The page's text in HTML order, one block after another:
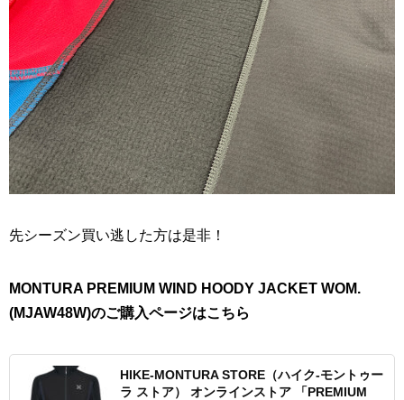
先シーズン買い逃した方は是非！
MONTURA PREMIUM WIND HOODY JACKET WOM.
(MJAW48W)のご購入ページはこちら
HIKE-MONTURA STORE（ハイク-モントゥー
ラ ストア） オンラインストア 「PREMIUM